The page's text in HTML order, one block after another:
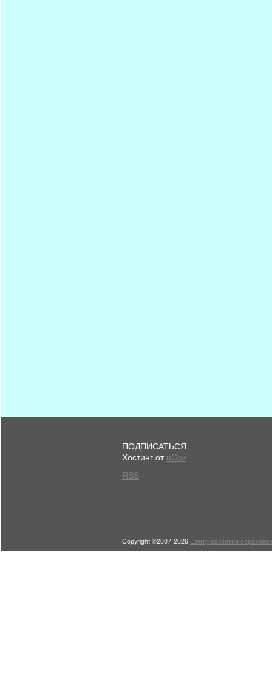
ПОДПИСАТЬСЯ
Хостинг от uCoz
RSS
Copyright ©2007-2026 Центр развития